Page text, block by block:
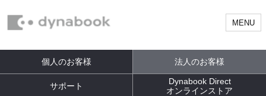
MENU
個人のお客様 法人のお客様
サポート
Dynabook Direct
オンラインストア